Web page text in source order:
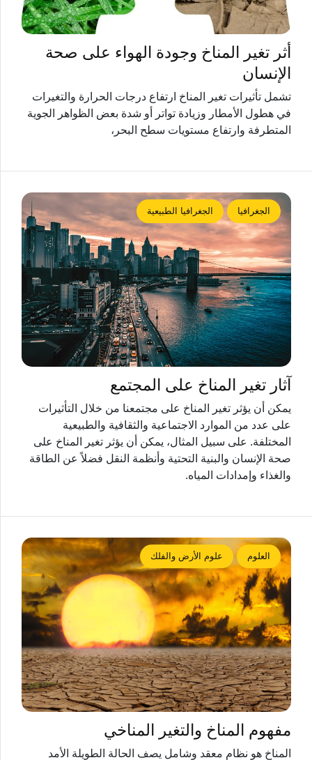
أثر تغير المناخ وجودة الهواء على صحة
الإنسان
تشمل تأثيرات تغير المناخ ارتفاع درجات الحرارة والتغيرات
في هطول الأمطار وزيادة تواتر أو شدة بعض الظواهر الجوية
المتطرفة وارتفاع مستويات سطح البحر،
الجغرافيا الجغرافيا الطبيعية
آثار تغير المناخ على المجتمع
يمكن أن يؤثر تغير المناخ على مجتمعنا من خلال التأثيرات
على عدد من الموارد الاجتماعية والثقافية والطبيعية
المختلفة. على سبيل المثال، يمكن أن يؤثر تغير المناخ على
صحة الإنسان والبنية التحتية وأنظمة النقل فضلاً عن الطاقة
والغذاء وإمدادات المياه.
العلوم علوم الأرض والفلك
مفهوم المناخ والتغير المناخي
المناخ هو نظام معقد وشامل يصف الحالة الطويلة الأمد